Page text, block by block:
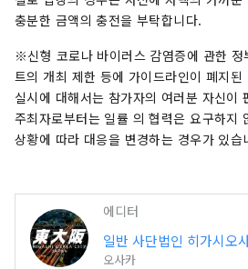
충분한 금액의 충전을 부탁합니다.
※신형 코로나 바이러스 감염증에 관한 정
트의 개최 제한 등에 가이드라인이 폐지
실시에 대해서는 참가자의 여러분 자신이
주최자로부터는 일률 의 협력은 요구하지
상황에 따라 대응을 변경하는 경우가 있습
에디터
일반 사단법인 히가시오
오사카